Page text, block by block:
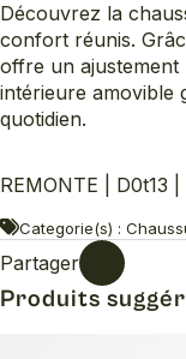
Découvrez la
confort réunis.
offre un ajustement
intérieure amovible
quotidien.
REMONTE | D0t13 |
Categorie(s) :
Partager
Produits